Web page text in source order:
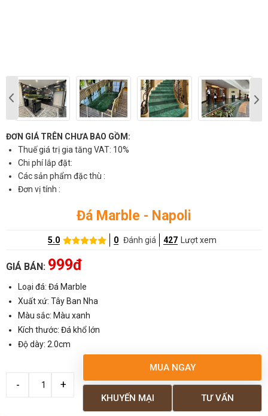
ĐƠN GIÁ TRÊN CHƯA BAO GỒM:
Thuế giá trị gia tăng VAT: 10%
Chi phí lắp đặt:
Các sản phẩm đặc thù :
Đơn vị tính :
Đá Marble - Napoli
5.0 0 Đánh giá 427 Lượt xem
GIÁ BÁN: 999đ
Loại đá: Đá Marble
Xuất xứ: Tây Ban Nha
Màu sắc: Màu xanh
Kích thước: Đá khổ lớn
Độ dày: 2.0cm
MUA NGAY
TƯ VẤN
KHUYẾN MẠI